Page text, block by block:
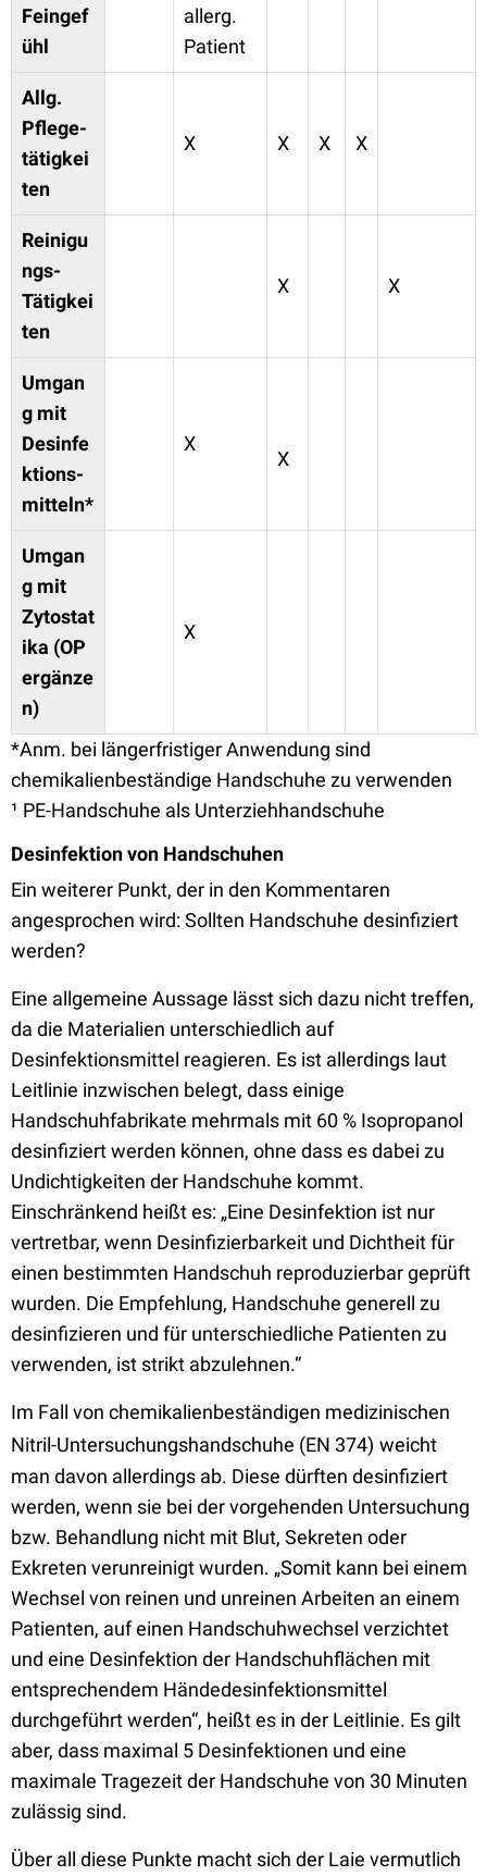
Feingef
ühl
allerg.
Patient
Allg.
Pflege-
tätigkei
ten
X X X X
Reinigu
ngs-
Tätigkei
ten
X X
Umgan
g mit
Desinfe
ktions-
mitteln*
X
X
Umgan
g mit
Zytostat
ika (OP
ergänze
n)
X
*Anm. bei längerfristiger Anwendung sind
chemikalienbeständige Handschuhe zu verwenden
¹ PE-Handschuhe als Unterziehhandschuhe
Desinfektion von Handschuhen
Ein weiterer Punkt, der in den Kommentaren
angesprochen wird: Sollten Handschuhe desinfiziert
werden?
Eine allgemeine Aussage lässt sich dazu nicht treffen,
da die Materialien unterschiedlich auf
Desinfektionsmittel reagieren. Es ist allerdings laut
Leitlinie inzwischen belegt, dass einige
Handschuhfabrikate mehrmals mit 60 % Isopropanol
desinfiziert werden können, ohne dass es dabei zu
Undichtigkeiten der Handschuhe kommt.
Einschränkend heißt es: „Eine Desinfektion ist nur
vertretbar, wenn Desinfizierbarkeit und Dichtheit für
einen bestimmten Handschuh reproduzierbar geprüft
wurden. Die Empfehlung, Handschuhe generell zu
desinfizieren und für unterschiedliche Patienten zu
verwenden, ist strikt abzulehnen.“
Im Fall von chemikalienbeständigen medizinischen
Nitril-Untersuchungshandschuhe (EN 374) weicht
man davon allerdings ab. Diese dürften desinfiziert
werden, wenn sie bei der vorgehenden Untersuchung
bzw. Behandlung nicht mit Blut, Sekreten oder
Exkreten verunreinigt wurden. „Somit kann bei einem
Wechsel von reinen und unreinen Arbeiten an einem
Patienten, auf einen Handschuhwechsel verzichtet
und eine Desinfektion der Handschuhflächen mit
entsprechendem Händedesinfektionsmittel
durchgeführt werden“, heißt es in der Leitlinie. Es gilt
aber, dass maximal 5 Desinfektionen und eine
maximale Tragezeit der Handschuhe von 30 Minuten
zulässig sind.
Über all diese Punkte macht sich der Laie vermutlich